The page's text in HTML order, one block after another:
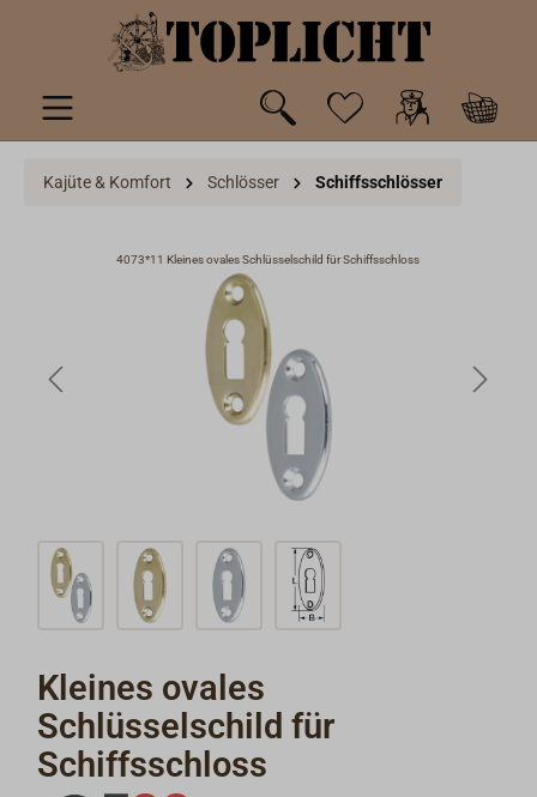
springen
Kajüte & Komfort Schlösser Schiffsschlösser
4073*11 Kleines ovales Schlüsselschild für Schiffsschloss
Kleines ovales
Schlüsselschild für
Schiffsschloss